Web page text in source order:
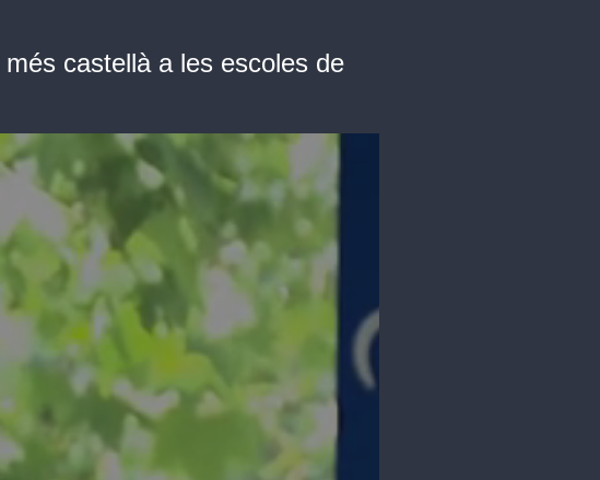
castellà a les escoles de